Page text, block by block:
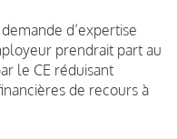
d’expertise
prendrait part au
le CE réduisant
de recours à